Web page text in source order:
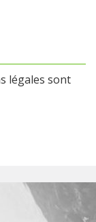
légales sont